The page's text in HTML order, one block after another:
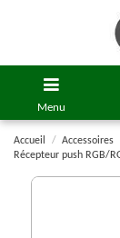
Menu
Accueil Accessoires
Récepteur push RGB/